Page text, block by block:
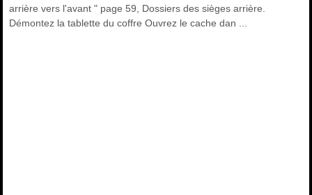
arrière vers l'avant " page 59, Dossiers des sièges arrière.
Démontez la tablette du coffre Ouvrez le cache dan ...